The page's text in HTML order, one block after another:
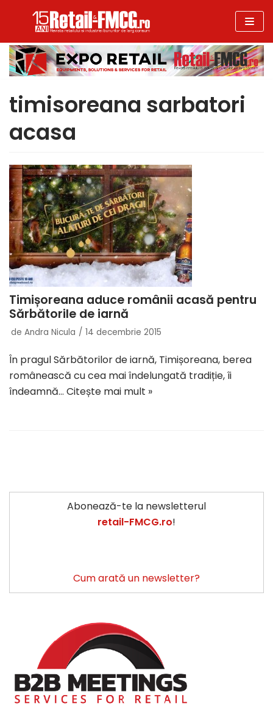
la
conținut
timisoreana sarbatori
acasa
Timișoreana aduce românii acasă pentru
Sărbătorile de iarnă
de Andra Nicula 14 decembrie 2015
În pragul Sărbătorilor de iarnă, Timișoreana, berea
românească cu cea mai îndelungată tradiție, îi
îndeamnă… Citește mai mult »
Abonează-te la newsletterul
retail-FMCG.ro!
Cum arată un newsletter?